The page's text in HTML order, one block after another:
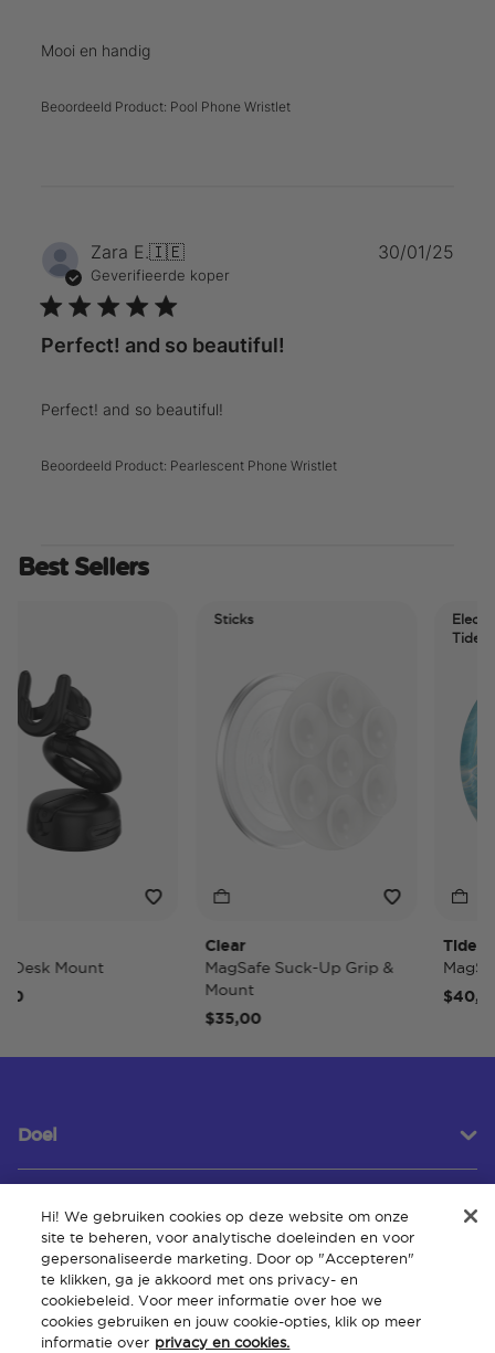
Mooi en handig
Beoordeeld Product: Pool Phone Wristlet
Zara E.🇮🇪
Geverifieerde koper
Perfect! and so beautiful!
Perfect! and so beautiful!
Beoordeeld Product: Pearlescent Phone Wristlet
30/01/25
Best Sellers
Mount
Sticks
Clear
MagSafe Suck-Up Grip &
Mount
$35,00
Electric
Tidepool
$40,00
Doel
Klantenservice
Over
Hi! We gebruiken cookies op deze website om onze
site te beheren, voor analytische doeleinden en voor
gepersonaliseerde marketing. Door op "Accepteren"
te klikken, ga je akkoord met ons privacy- en
cookiebeleid. Voor meer informatie over hoe we
cookies gebruiken en jouw cookie-opties, klik op meer
informatie over privacy en cookies.